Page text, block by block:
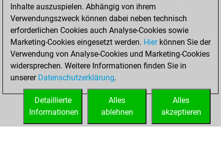
Freitag, Mai 3,
2024
You created
your Fritz account
Fritz
You
account
Studies
Inhalte auszuspielen. Abhängig von ihrem
Verwendungszweck können dabei neben technisch
erforderlichen Cookies auch Analyse-Cookies sowie
Marketing-Cookies eingesetzt werden. Hierkönnen Sie der
Verwendung von Analyse-Cookies und Marketing-Cookies
widersprechen. Weitere Informationen finden Sie in
unserer Datenschutzerklärung.
Alles
akzeptieren
Alles
ablehnen
Detaillierte
Informationen